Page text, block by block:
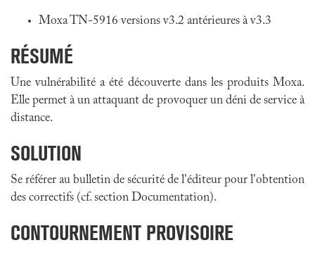
Moxa TN-5916 versions v3.2 antérieures à v3.3
RÉSUMÉ
Une vulnérabilité a été découverte dans les produits Moxa.
Elle permet à un attaquant de provoquer un déni de service à
distance.
SOLUTION
Se référer au bulletin de sécurité de l'éditeur pour l'obtention
des correctifs (cf. section Documentation).
CONTOURNEMENT PROVISOIRE